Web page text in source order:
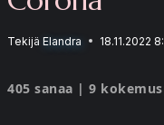
Tekijä Elandra 18.11.2022
405 sanaa | 9